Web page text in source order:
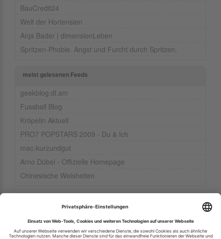
BauCredit24
Welt der Hortensien
Anja Bader | dimensionLeben
Spritzen-Phobie. Angst und Furcht durch Spritzen.
meist gelesenen Feeds
geekblog.dl.am
Fussball Blog
Kröpelin Aktuell
PRO7 POPSTARS 2009 - Du & Ich
mac-kurzundgut
Arno Dübel - Offizielle Homepage
Chinesische Weisheiten